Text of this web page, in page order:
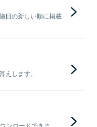
日の新しい順に掲載
します。